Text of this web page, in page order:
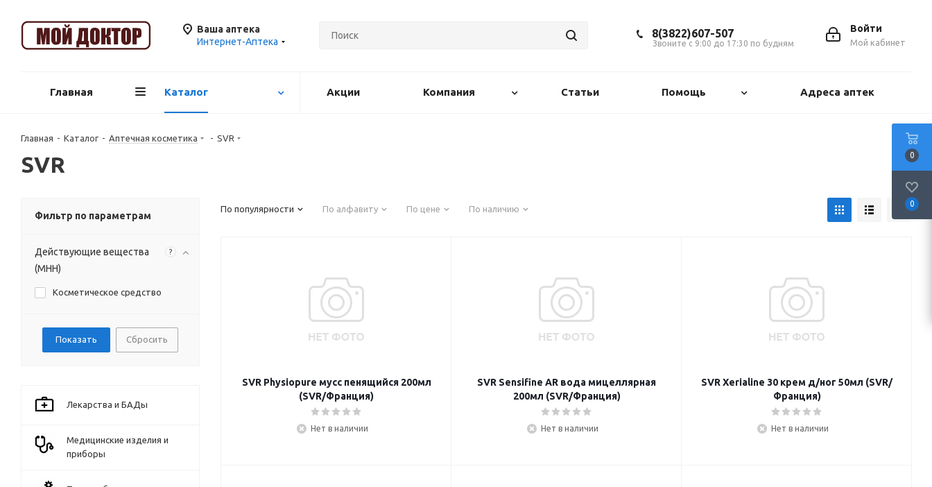
Ваша аптека
Интернет-Аптека
Войти
Мой кабинет
8(3822)607-507
Звоните с 9:00 до 17:30 по будням
Главная Каталог Акции Компания Статьи Помощь Адреса аптек
Главная - Каталог - Аптечная косметика - SVR
SVR
По популярности По алфавиту По цене По наличию
SVR Physiopure мусс пенящийся 200мл
(SVR/Франция)
Нет в наличии
SVR Sensifine AR вода мицеллярная
200мл (SVR/Франция)
Нет в наличии
SVR Xerialine 30 крем д/ног 50мл (SVR/
Франция)
Нет в наличии
Фильтр по параметрам
Действующие вещества
(МНН)
?
Косметическое средство
Сбросить
Лекарства и БАДы
Медицинские изделия и
приборы
0
0